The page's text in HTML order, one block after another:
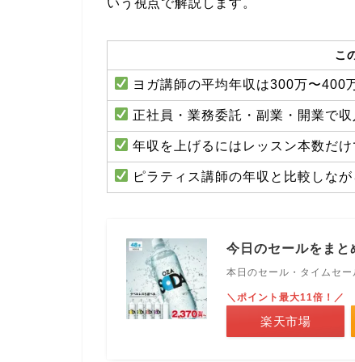
こ
ヨガ講師の平均年収は300万〜400
正社員・業務委託・副業・開業で
年収を上げるにはレッスン本数だ
ピラティス講師の年収と比較しな
今日のセールをまと
本日のセール・タイムセー
＼ポイント最大11倍！／
楽天市場